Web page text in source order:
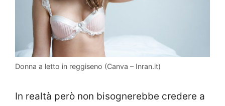
Donna a letto in reggiseno (Canva – Inran.it)
In realtà però non bisognerebbe credere a